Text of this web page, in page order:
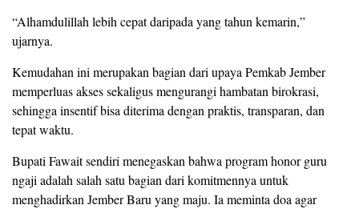
“Alhamdulillah lebih cepat daripada yang tahun kemarin,”
ujarnya.
Kemudahan ini merupakan bagian dari upaya Pemkab Jember
memperluas akses sekaligus mengurangi hambatan birokrasi,
sehingga insentif bisa diterima dengan praktis, transparan, dan
tepat waktu.
Bupati Fawait sendiri menegaskan bahwa program honor guru
ngaji adalah salah satu bagian dari komitmennya untuk
menghadirkan Jember Baru yang maju. Ia meminta doa agar